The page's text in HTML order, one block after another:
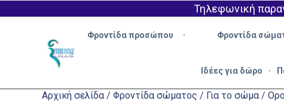
Τηλεφωνική
Φροντίδα προσώπου Φροντίδα
Ιδέες για δώρο
Αρχική σελίδα / Φροντίδα σώματος / Για το σώμα /